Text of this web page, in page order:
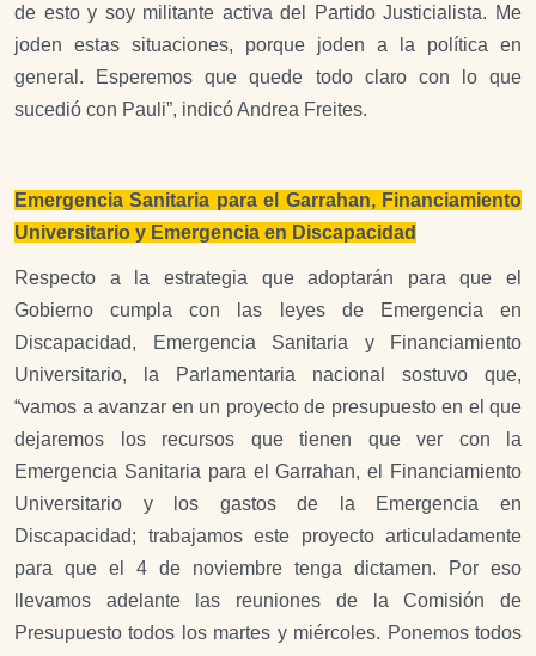
de esto y soy militante activa del Partido Justicialista. Me
joden estas situaciones, porque joden a la política en
general. Esperemos que quede todo claro con lo que
sucedió con Pauli”, indicó Andrea Freites.
Emergencia Sanitaria para el Garrahan, Financiamiento
Universitario y Emergencia en Discapacidad
Respecto a la estrategia que adoptarán para que el
Gobierno cumpla con las leyes de Emergencia en
Discapacidad, Emergencia Sanitaria y Financiamiento
Universitario, la Parlamentaria nacional sostuvo que,
“vamos a avanzar en un proyecto de presupuesto en el que
dejaremos los recursos que tienen que ver con la
Emergencia Sanitaria para el Garrahan, el Financiamiento
Universitario y los gastos de la Emergencia en
Discapacidad; trabajamos este proyecto articuladamente
para que el 4 de noviembre tenga dictamen. Por eso
llevamos adelante las reuniones de la Comisión de
Presupuesto todos los martes y miércoles. Ponemos todos